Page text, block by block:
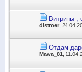
Витрины ,
distroer ,
Отдам
Mawa_81,